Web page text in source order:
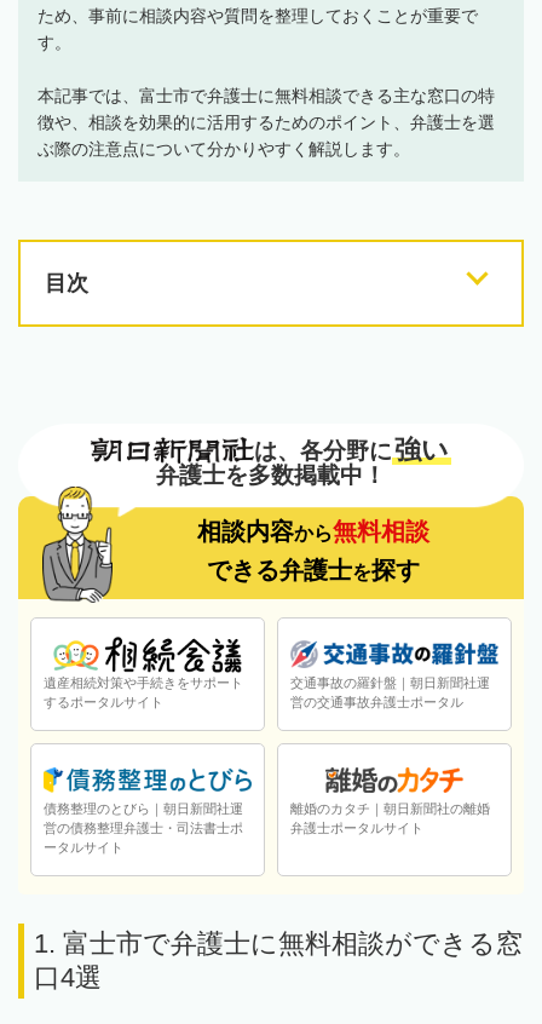
ため、事前に相談内容や質問を整理しておくことが重要で
す。
本記事では、富士市で弁護士に無料相談できる主な窓口の特
徴や、相談を効果的に活用するためのポイント、弁護士を選
ぶ際の注意点について分かりやすく解説します。
目次
は、各分野に強い
弁護士を多数掲載中！
相談内容から無料相談
できる弁護士を探す
遺産相続対策や手続きをサポート
するポータルサイト
交通事故の羅針盤｜朝日新聞社運
営の交通事故弁護士ポータル
債務整理のとびら｜朝日新聞社運
営の債務整理弁護士・司法書士ポ
ータルサイト
離婚のカタチ｜朝日新聞社の離婚
弁護士ポータルサイト
1. 富士市で弁護士に無料相談ができる窓
口4選